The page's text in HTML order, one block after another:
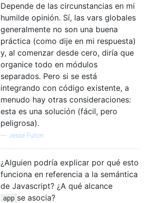
Depende de las circunstancias en mi
humilde opinión. Sí, las vars globales
generalmente no son una buena
práctica (como dije en mi respuesta)
y, al comenzar desde cero, diría que
organice todo en módulos
separados. Pero si se está
integrando con código existente, a
menudo hay otras consideraciones:
esta es una solución (fácil, pero
peligrosa).
— Jesse Fulton
¿Alguien podría explicar por qué esto
funciona en referencia a la semántica
de Javascript? ¿A qué alcance
app se asocia?